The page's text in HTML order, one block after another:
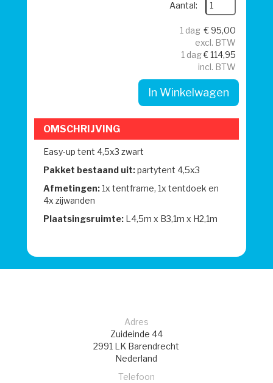
Aantal:
1 dag € 95,00
excl. BTW
1 dag€ 114,95
incl. BTW
In Winkelwagen
OMSCHRIJVING
Easy-up tent 4,5x3 zwart
Pakket bestaand uit:partytent 4,5x3
Afmetingen:1x tentframe, 1x tentdoek en
4x zijwanden
Plaatsingsruimte: L4,5m x B3,1m x H2,1m
Adres
Zuideinde 44
2991 LK Barendrecht
Nederland
Telefoon